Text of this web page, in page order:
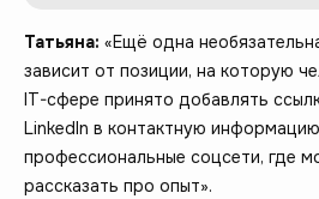
Татьяна: «Ещё одна
зависит от позиции, на которую
IT-сфере принято добавлять
LinkedIn в контактную
профессиональные соцсети, где
рассказать про опыт».